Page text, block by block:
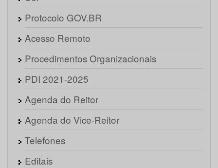
Protocolo GOV.BR
Acesso Remoto
Procedimentos Organizacionais
PDI 2021-2025
Agenda do Reitor
Agenda do Vice-Reitor
Telefones
Editais